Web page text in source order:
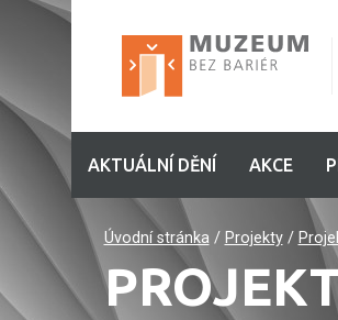
AKTUÁLNÍ DĚNÍ AKCE
Úvodní stránka/ Projekty/